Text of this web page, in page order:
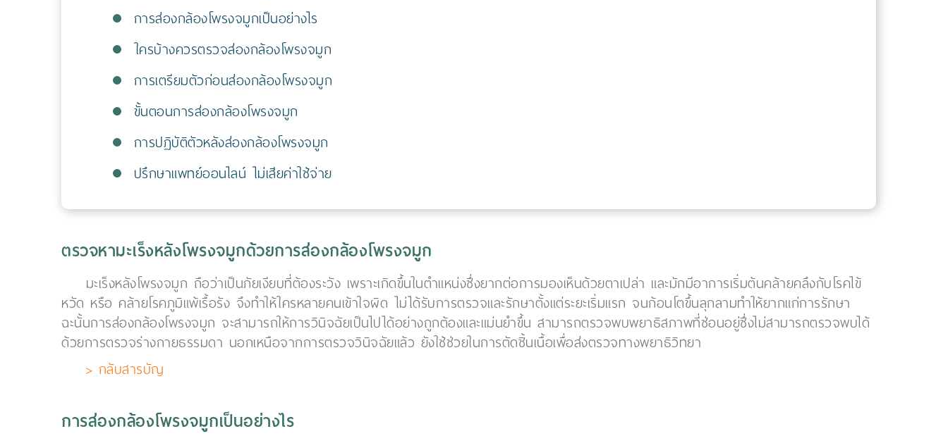
การส่องกล้องโพรงจมูกเป็นอย่างไร
ใครบ้างควรตรวจส่องกล้องโพรงจมูก
การเตรียมตัวก่อนส่องกล้องโพรงจมูก
ขั้นตอนการส่องกล้องโพรงจมูก
การปฏิบัติตัวหลังส่องกล้องโพรงจมูก
ปรึกษาแพทย์ออนไลน์ ไม่เสียค่าใช้จ่าย
ตรวจหามะเร็งหลังโพรงจมูกด้วยการส่องกล้องโพรงจมูก
มะเร็งหลังโพรงจมูก ถือว่าเป็นภัยเงียบที่ต้องระวัง เพราะเกิดขึ้นในตำแหน่งซึ่งยากต่อการมองเห็นด้วยตาเปล่า และมักมีอาการเริ่มต้นคล้ายคลึงกับโรคไข้
หวัด หรือ คล้ายโรคภูมิแพ้เรื้อรัง จึงทำให้ใครหลายคนเข้าใจผิด ไม่ได้รับการตรวจและรักษาตั้งแต่ระยะเริ่มแรก จนก้อนโตขึ้นลุกลามทำให้ยากแก่การรักษา
ฉะนั้นการส่องกล้องโพรงจมูก จะสามารถให้การวินิจฉัยเป็นไปได้อย่างถูกต้องและแม่นยำขึ้น สามารถตรวจพบพยาธิสภาพที่ซ่อนอยู่ซึ่งไม่สามารถตรวจพบได้
ด้วยการตรวจร่างกายธรรมดา นอกเหนือจากการตรวจวินิจฉัยแล้ว ยังใช้ช่วยในการตัดชิ้นเนื้อเพื่อส่งตรวจทางพยาธิวิทยา
> กลับสารบัญ
การส่องกล้องโพรงจมูกเป็นอย่างไร